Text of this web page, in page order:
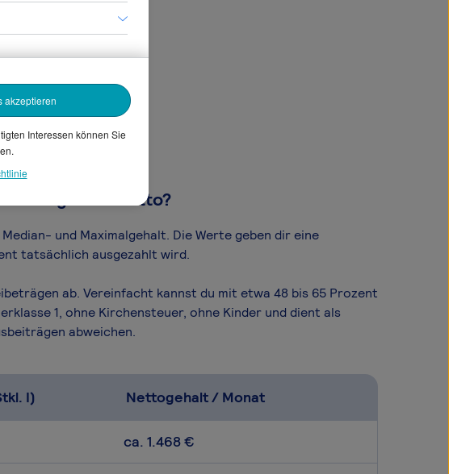
übrig vom Brutto?
und Maximal­gehalt. Die Werte geben dir eine
tatsächlich ausgezahlt wird.
ab. Vereinfacht kannst du mit etwa 48 bis 65 Prozent
1, ohne Kirchensteuer, ohne Kinder und dient als
abweichen.
I) Nettogehalt / Monat
ca. 1.468 €
akzeptieren
Interessen können Sie